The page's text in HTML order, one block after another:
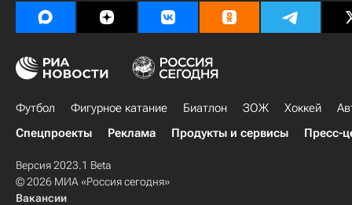
Футбол Фигурное катание Биатлон ЗОЖ Хоккей
Спецпроекты
Реклама Продукты и сервисы Пресс-
Версия 2023.1 Beta
© 2026 МИА «Россия сегодня»
Вакансии